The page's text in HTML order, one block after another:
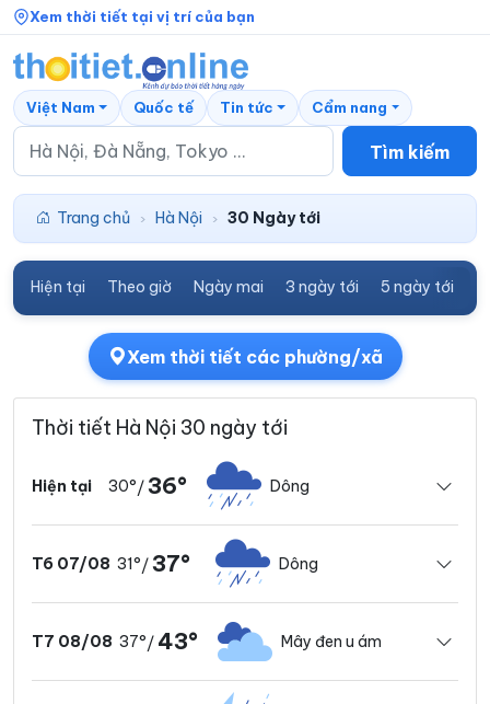
Xem thời tiết tại vị trí của bạn
Tìm kiếm
Việt Nam Quốc tế Tin tức Cẩm nang
Trang chủ › Hà Nội › 30 Ngày tới
Hiện tại Theo giờ Ngày mai 3 ngày tới 5 ngày tới
Xem thời tiết các phường/xã
Thời tiết Hà Nội 30 ngày tới
Hiện tại 30°/ 36° Dông
T6 07/08 31°/ 37° Dông
T7 08/08 37°/ 43° Mây đen u ám